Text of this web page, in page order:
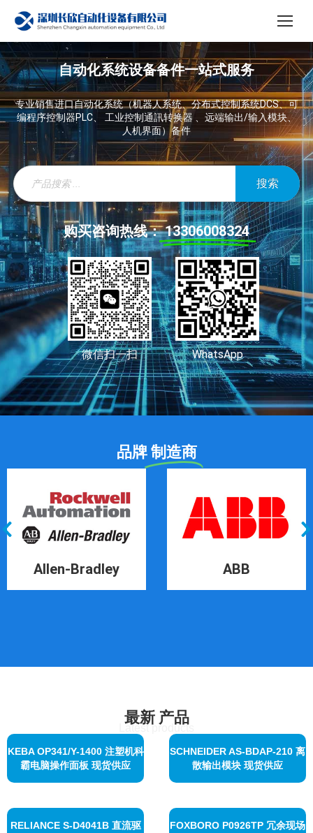
自动化系统设备备件一站式服务
专业销售进口自动化系统（机器人系统、分布式控制系统DCS、可
编程序控制器PLC、 工业控制通訊转换器 、远端输出/输入模块、
人机界面）备件
搜索
购买咨询热线： 13306008324
微信扫一扫 WhatsApp
品牌 制造商
Allen-Bradley ABB
最新 产品
Latest products
KEBA OP341/Y-1400 注塑机科
霸电脑操作面板 现货供应
SCHNEIDER AS-BDAP-210 离
散输出模块 现货供应
RELIANCE S-D4041B 直流驱
FOXBORO P0926TP 冗余现场